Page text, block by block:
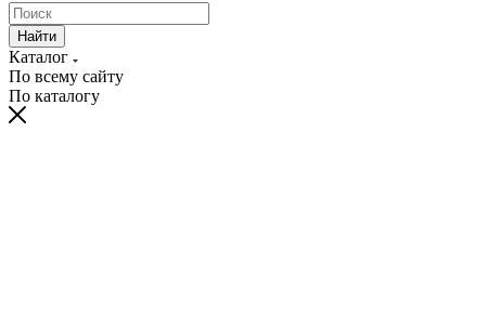
Найти
Каталог
По всему сайту
По каталогу